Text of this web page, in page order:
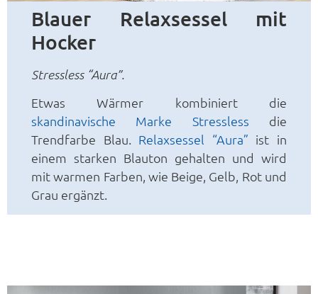
Blauer Relaxsessel mit
Hocker
Stressless “Aura”.
Etwas Wärmer kombiniert die
skandinavische Marke Stressless die
Trendfarbe Blau. Relaxsessel “Aura” ist in
einem starken Blauton gehalten und wird
mit warmen Farben, wie Beige, Gelb, Rot und
Grau ergänzt.